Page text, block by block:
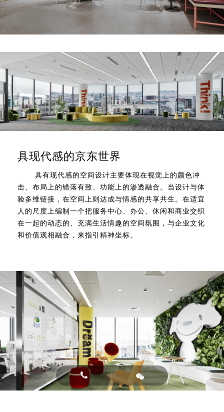
具现代感的京东世界
具有现代感的空间设计主要体现在视觉上的颜色冲
击、布局上的错落有致、功能上的渗透融合。当设计与体
验多维链接，在空间上则达成与情感的共享共生。在适宜
人的尺度上编制一个把服务中心、办公、休闲和商业交织
在一起的动态的、充满生活情趣的空间氛围，与企业文化
和价值观相融合，来指引精神坐标。
